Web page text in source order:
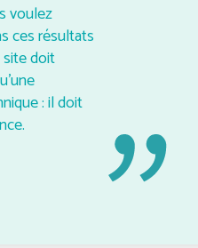
voulez
ces résultats
doit
: il doit